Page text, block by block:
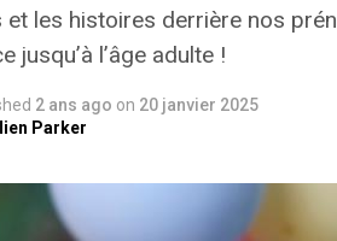
et les histoires derrière nos
jusqu’à l’âge adulte !
2 ans ago on 20 janvier 2025
Parker